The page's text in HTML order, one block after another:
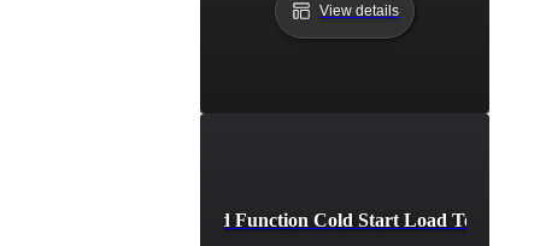
View details
Cloud Function Cold Start Load Testing